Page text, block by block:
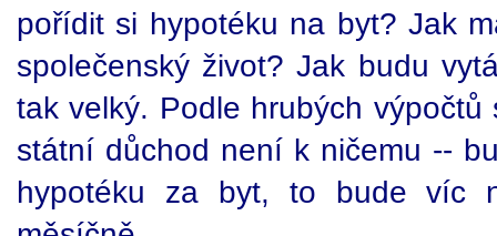
pořídit si hypotéku na byt? Jak
společenský život? Jak budu
tak velký. Podle hrubých
státní důchod není k ničemu --
hypotéku za byt, to bude víc